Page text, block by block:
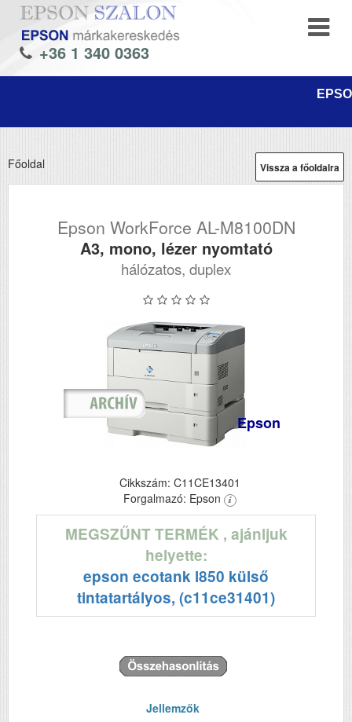
+36 1 340 0363
Vissza a főoldalra
Főoldal
Epson WorkForce AL-M8100DN
A3, mono, lézer nyomtató
hálózatos, duplex
Epson
Cikkszám: C11CE13401
Forgalmazó: Epson
MEGSZŰNT TERMÉK , ajánljuk
helyette:
epson ecotank l850 külső
tintatartályos, (c11ce31401)
Jellemzők